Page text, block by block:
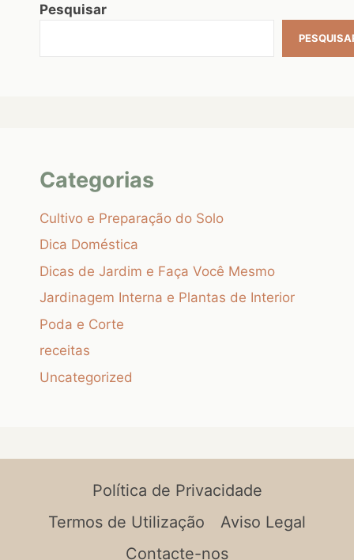
Pesquisar
Categorias
Cultivo e Preparação do Solo
Dica Doméstica
Dicas de Jardim e Faça Você Mesmo
Jardinagem Interna e Plantas de Interior
Poda e Corte
receitas
Uncategorized
Política de Privacidade
Termos de Utilização
Aviso Legal
Contacte-nos